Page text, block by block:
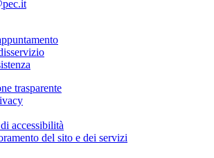
trasparente
accessibilità
del sito e dei servizi